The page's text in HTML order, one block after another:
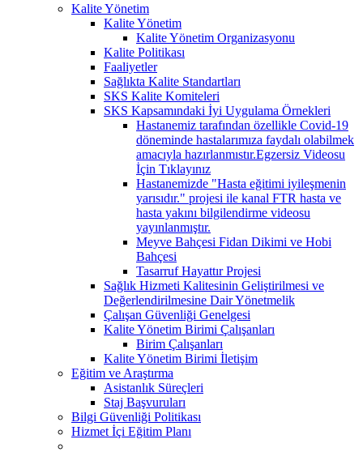
Kalite Yönetim
Kalite Yönetim
Kalite Yönetim Organizasyonu
Kalite Politikası
Faaliyetler
Sağlıkta Kalite Standartları
SKS Kalite Komiteleri
SKS Kapsamındaki İyi Uygulama Örnekleri
Hastanemiz tarafından özellikle Covid-19
döneminde hastalarımıza faydalı olabilmek
amacıyla hazırlanmıstır.Egzersiz Videosu
İçin Tıklayınız
Hastanemizde "Hasta eğitimi iyileşmenin
yarısıdır." projesi ile kanal FTR hasta ve
hasta yakını bilgilendirme videosu
yayınlanmıştır.
Meyve Bahçesi Fidan Dikimi ve Hobi
Bahçesi
Tasarruf Hayattır Projesi
Sağlık Hizmeti Kalitesinin Geliştirilmesi ve
Değerlendirilmesine Dair Yönetmelik
Çalışan Güvenliği Genelgesi
Kalite Yönetim Birimi Çalışanları
Birim Çalışanları
Kalite Yönetim Birimi İletişim
Eğitim ve Araştırma
Asistanlık Süreçleri
Staj Başvuruları
Bilgi Güvenliği Politikası
Hizmet İçi Eğitim Planı